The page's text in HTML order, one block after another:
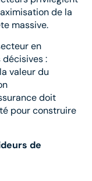
de la
massive.
en
:
valeur du
doit
pour construire
de